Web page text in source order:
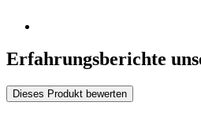
Erfahrungsberichte
Dieses Produkt bewerten